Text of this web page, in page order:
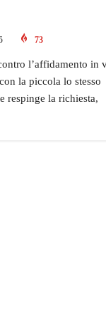
73
l’affidamento in
la piccola lo stesso
respinge la richiesta,